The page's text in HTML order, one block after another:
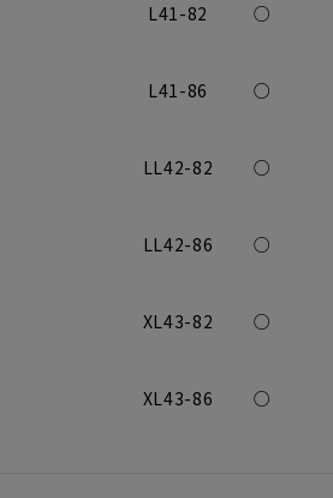
L41-82 ○
L41-86 ○
LL42-82 ○
LL42-86 ○
XL43-82 ○
XL43-86 ○